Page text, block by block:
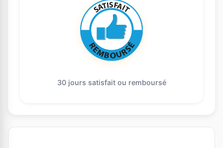
30 jours satisfait ou remboursé